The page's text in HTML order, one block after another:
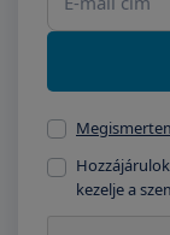
kezelje a